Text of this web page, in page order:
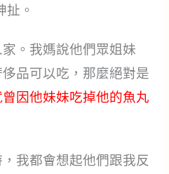
。
。我媽說他們眾姐妹
品可以吃，那麼絕對是
因他妹妹吃掉他的魚丸
我都會想起他們跟我反